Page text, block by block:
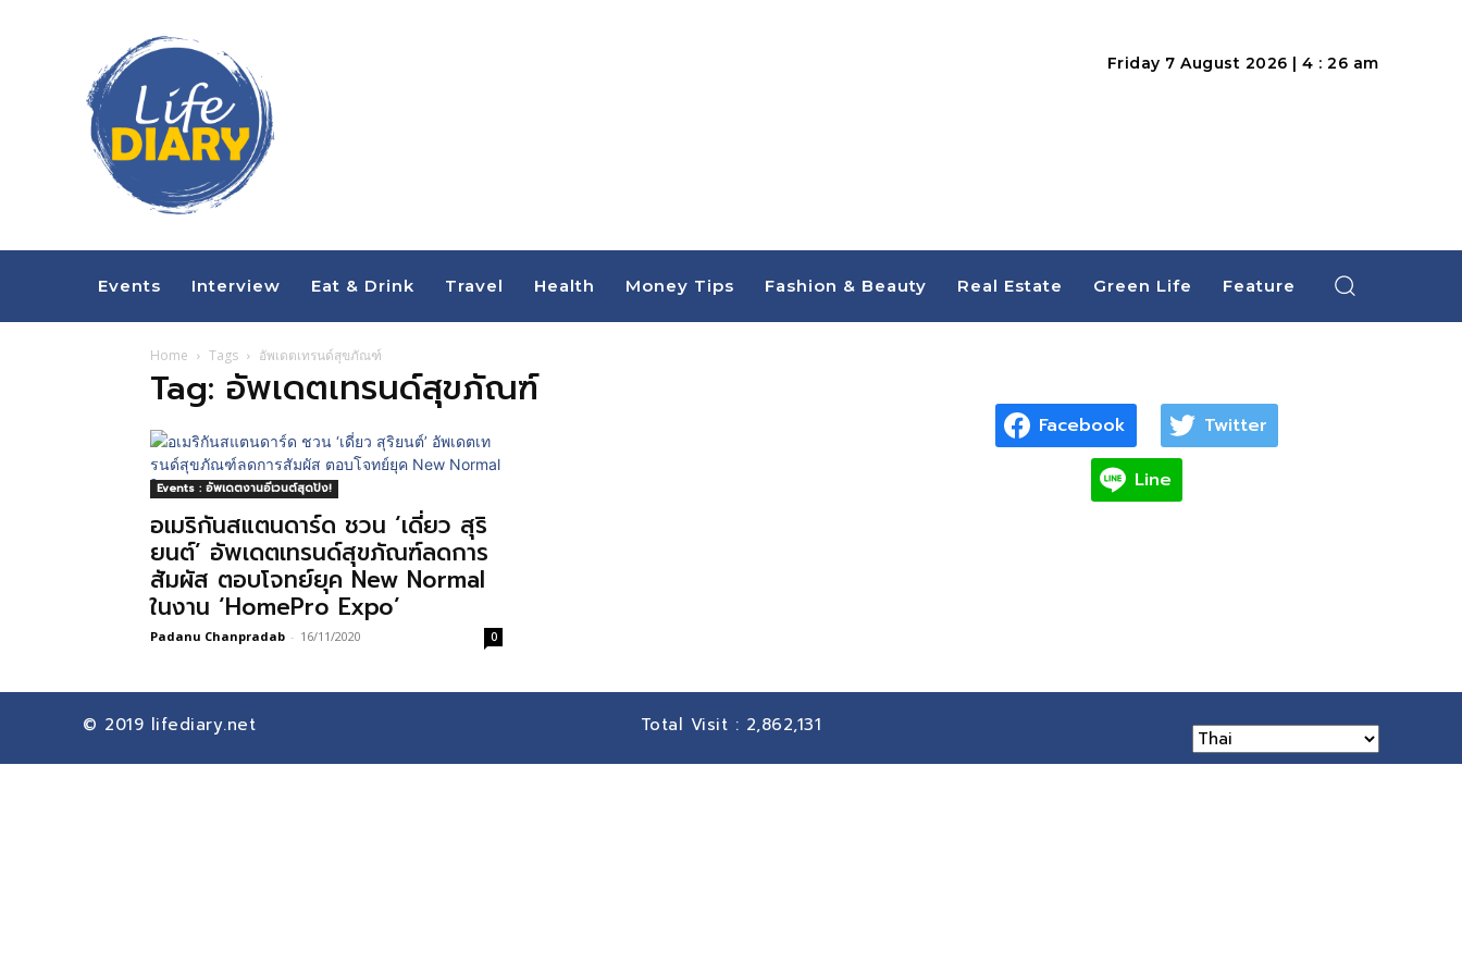
Friday 7 August 2026 | 4 : 26 am
Events Interview Eat & Drink Travel Health Money Tips Fashion & Beauty Real Estate Green Life Feature
Home Tags อัพเดตเทรนด์สุขภัณฑ์
Tag: อัพเดตเทรนด์สุขภัณฑ์
Events : อัพเดตงานอีเวนต์สุดปัง!
อเมริกันสแตนดาร์ด ชวน ‘เดี่ยว สุริ
ยนต์’ อัพเดตเทรนด์สุขภัณฑ์ลดการ
สัมผัส ตอบโจทย์ยุค New Normal
ในงาน ‘HomePro Expo’
Padanu Chanpradab - 16/11/2020 0
Facebook Twitter
Line
© 2019 lifediary.net Total Visit : 2,862,131